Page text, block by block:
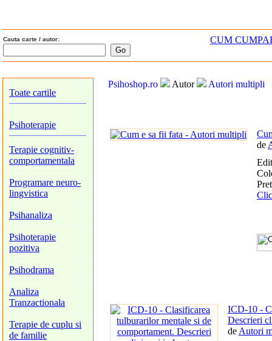
Cauta carte / autor: CUM
Toate cartile
Psihoterapie
Terapie cognitiv-
comportamentala
Programare neuro-
lingvistica
Psihanaliza
Psihoterapie
pozitiva
Psihodrama
Analiza
Tranzactionala
Terapie de cuplu si
de familie
Psihoshop.ro Autor Autori multipli
de
ICD-10 -
Descrieri
de Autori